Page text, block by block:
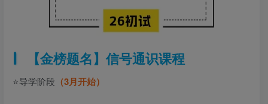
【金榜题名】信号通识课程
⭐导学阶段 （3月开始）